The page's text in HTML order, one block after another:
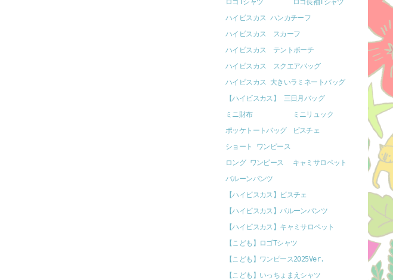
ハイビスカス ハンカチーフ
ハイビスカス スカーフ
ハイビスカス テントポーチ
ハイビスカス スクエアバッグ
ハイビスカス 大きいラミネートバッグ
【ハイビスカス】 三日月バッグ
ミニ財布
ミニリュック
ポッケトートバッグ
ビスチェ
ショート ワンピース
ロング ワンピース
キャミサロペット
バルーンパンツ
【ハイビスカス】ビスチェ
【ハイビスカス】バルーンパンツ
【ハイビスカス】キャミサロペット
【こども】ロゴTシャツ
【こども】ワンピース2025Ver.
【こども】いっちょまえシャツ